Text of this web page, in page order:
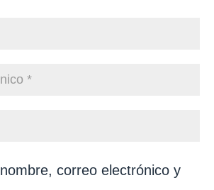
correo electrónico y